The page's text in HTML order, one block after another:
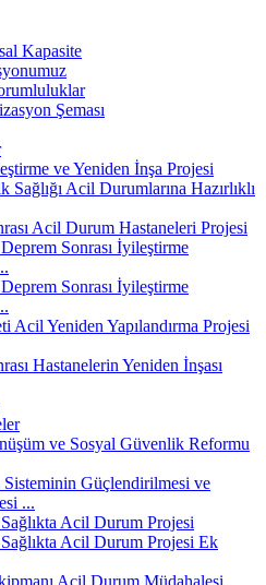
Kapasite
Şeması
ve Yeniden İnşa Projesi
Acil Durumlarına Hazırlıklı
Acil Durum Hastaneleri Projesi
Sonrası İyileştirme
Sonrası İyileştirme
Acil Yeniden Yapılandırma Projesi
Hastanelerin Yeniden İnşası
ve Sosyal Güvenlik Reformu
Sisteminin Güçlendirilmesi ve
...
Acil Durum Projesi
Acil Durum Projesi Ek
Acil Durum Müdahalesi